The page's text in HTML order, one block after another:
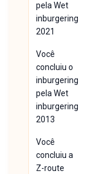
pela Wet
inburgering
2021
Você
concluiu o
inburgering
pela Wet
inburgering
2013
Você
concluiu a
Z-route